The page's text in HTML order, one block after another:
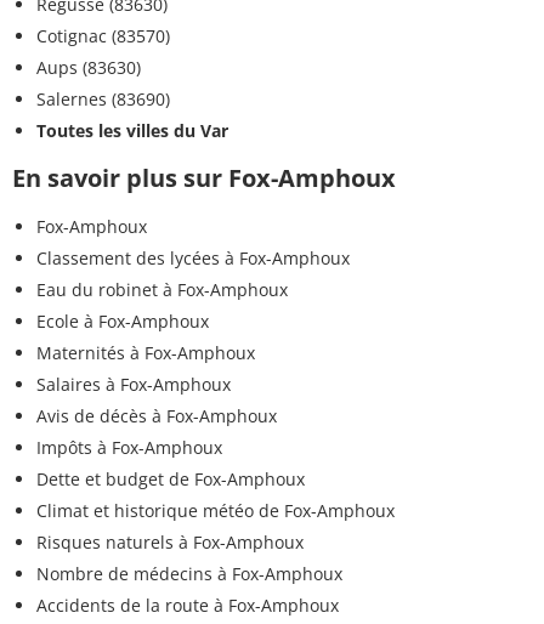
Régusse (83630)
Cotignac (83570)
Aups (83630)
Salernes (83690)
Toutes les villes du Var
En savoir plus sur Fox-Amphoux
Fox-Amphoux
Classement des lycées à Fox-Amphoux
Eau du robinet à Fox-Amphoux
Ecole à Fox-Amphoux
Maternités à Fox-Amphoux
Salaires à Fox-Amphoux
Avis de décès à Fox-Amphoux
Impôts à Fox-Amphoux
Dette et budget de Fox-Amphoux
Climat et historique météo de Fox-Amphoux
Risques naturels à Fox-Amphoux
Nombre de médecins à Fox-Amphoux
Accidents de la route à Fox-Amphoux